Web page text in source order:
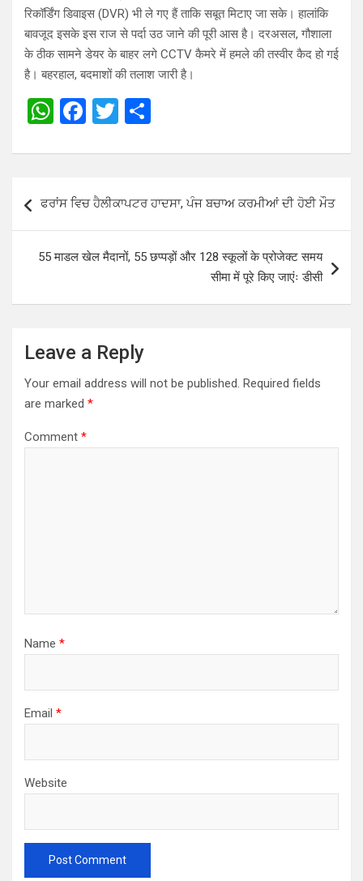
रिकॉर्डिंग डिवाइस (DVR) भी ले गए हैं ताकि सबूत मिटाए जा सके। हालांकि
बावजूद इसके इस राज से पर्दा उठ जाने की पूरी आस है। दरअसल, गौशाला
के ठीक सामने डेयर के बाहर लगे CCTV कैमरे में हमले की तस्वीर कैद हो गई
है। बहरहाल, बदमाशों की तलाश जारी है।
W
at
s
A
p
p
F
ce
b
o
o
k
T
tt ar
navigation
ਫਰਾਂਸ ਵਿਚ ਹੈਲੀਕਾਪਟਰ ਹਾਦਸਾ, ਪੰਜ ਬਚਾਅ ਕਰਮੀਆਂ ਦੀ ਹੋਈ ਮੌਤ
55 माडल खेल मैदानों, 55 छप्पड़ों और 128 स्कूलों के प्रोजेक्ट समय
सीमा में पूरे किए जाएंः डीसी
Leave a Reply
Your email address will not be published. Required fields
are marked *
Comment *
Name *
Email *
Website